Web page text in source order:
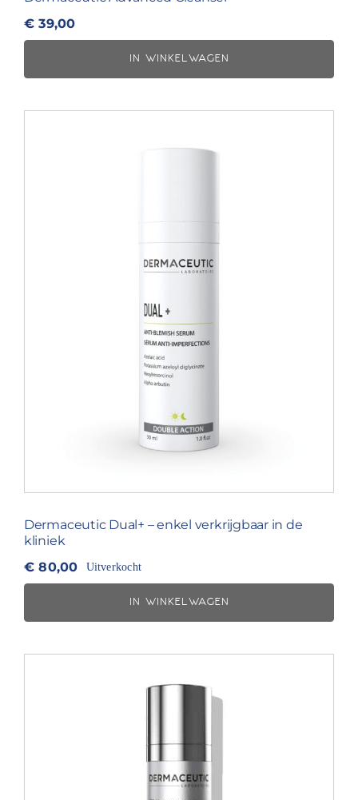
€ 39,00
IN WINKELWAGEN
Dermaceutic Dual+ – enkel verkrijgbaar in de
kliniek
€ 80,00 Uitverkocht
IN WINKELWAGEN